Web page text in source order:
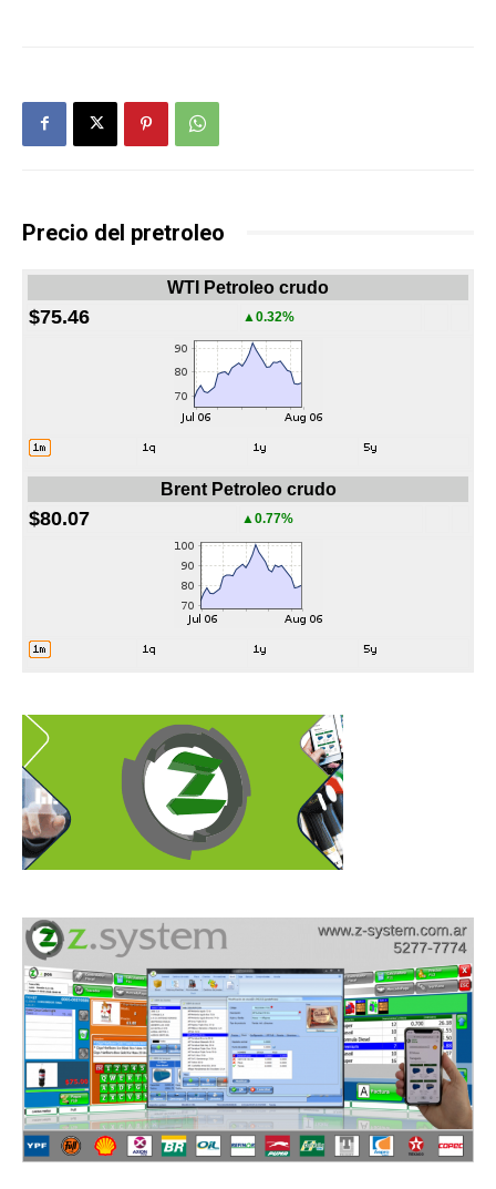
Precio del pretroleo
WTI Petroleo crudo
$75.46 ▲0.32%
Brent Petroleo crudo
$80.07 ▲0.77%